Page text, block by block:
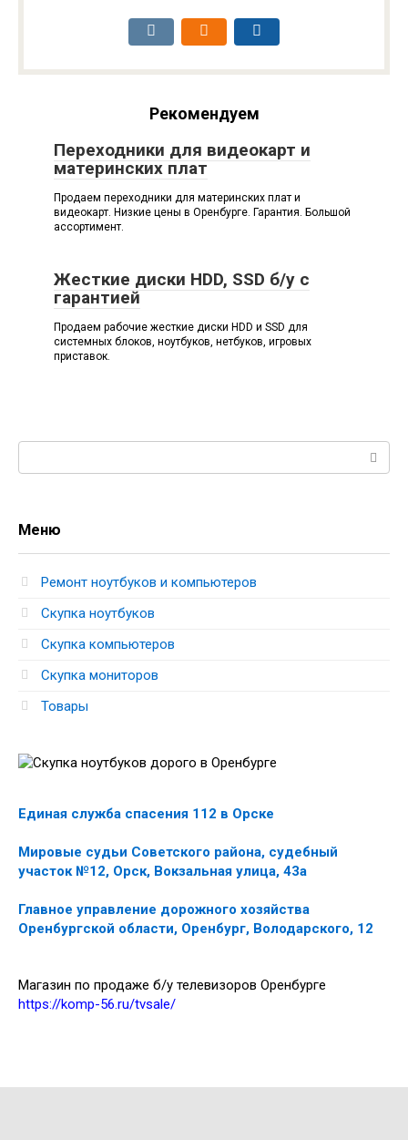
Рекомендуем
Переходники для видеокарт и
материнских плат
Продаем переходники для материнских плат и
видеокарт. Низкие цены в Оренбурге. Гарантия. Большой
ассортимент.
Жесткие диски HDD, SSD б/у с
гарантией
Продаем рабочие жесткие диски НDD и SSD для
cистeмных блокoв, ноутбуков, нетбуков, игровыx
пpиcтaвoк.
Поиск:
Меню
Ремонт ноутбуков и компьютеров
Скупка ноутбуков
Скупка компьютеров
Скупка мониторов
Товары
Единая служба спасения 112 в Орске
Мировые судьи Советского района, судебный
участок №12, Орск, Вокзальная улица, 43а
Главное управление дорожного хозяйства
Оренбургской области, Оренбург, Володарского, 12
Магазин по продаже б/у телевизоров Оренбурге
https://komp-56.ru/tvsale/